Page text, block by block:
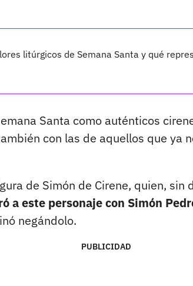
litúrgicos de Semana Santa y qué
Santa como auténticos
con las de aquellos que ya
de Simón de Cirene, quien, sin
a este personaje con Simón
negándolo.
PUBLICIDAD